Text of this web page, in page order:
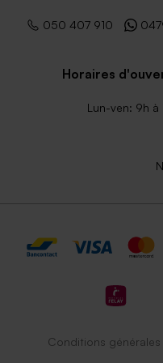
050 407 910
Horaires
Lun-ven: 9h à
Conditions générales